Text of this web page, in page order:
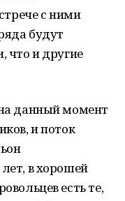
с ними
будут
что и другие
данный момент
и поток
в хорошей
есть те,